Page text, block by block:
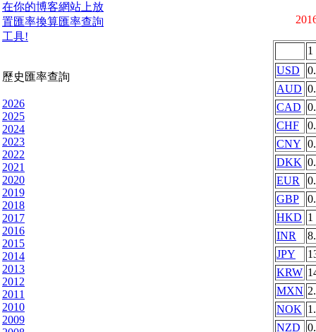
在你的博客網站上放
置匯率換算匯率查詢
工具!
歷史匯率查詢
2026
2025
2024
2023
2022
2021
2020
2019
2018
2017
2016
2015
2014
2013
2012
2011
2010
2009
1
USD
AUD
CAD
CHF
CNY
DKK
EUR
GBP
HKD 1
INR
JPY
KRW
MXN
NOK
NZD